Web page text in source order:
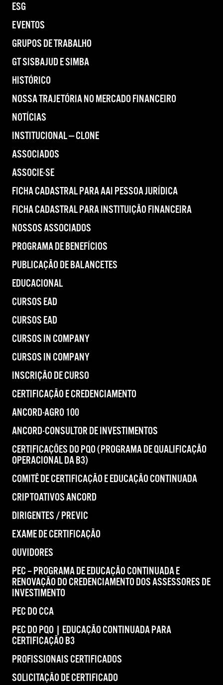
ESG
EVENTOS
GRUPOS DE TRABALHO
GT SISBAJUD E SIMBA
HISTÓRICO
NOSSA TRAJETÓRIA NO MERCADO FINANCEIRO
NOTÍCIAS
INSTITUCIONAL — CLONE
ASSOCIADOS
ASSOCIE-SE
FICHA CADASTRAL PARA AAI PESSOA JURÍDICA
FICHA CADASTRAL PARA INSTITUIÇÃO FINANCEIRA
NOSSOS ASSOCIADOS
PROGRAMA DE BENEFÍCIOS
PUBLICAÇÃO DE BALANCETES
EDUCACIONAL
CURSOS EAD
CURSOS EAD
CURSOS IN COMPANY
CURSOS IN COMPANY
INSCRIÇÃO DE CURSO
CERTIFICAÇÃO E CREDENCIAMENTO
ANCORD-AGRO 100
ANCORD-CONSULTOR DE INVESTIMENTOS
CERTIFICAÇÕES DO PQO (PROGRAMA DE QUALIFICAÇÃO
OPERACIONAL DA B3)
COMITÊ DE CERTIFICAÇÃO E EDUCAÇÃO CONTINUADA
CRIPTOATIVOS ANCORD
DIRIGENTES / PREVIC
EXAME DE CERTIFICAÇÃO
OUVIDORES
PEC – PROGRAMA DE EDUCAÇÃO CONTINUADA E
RENOVAÇÃO DO CREDENCIAMENTO DOS ASSESSORES DE
INVESTIMENTO
PEC DO CCA
PEC DO PQO | EDUCAÇÃO CONTINUADA PARA
CERTIFICAÇÃO B3
PROFISSIONAIS CERTIFICADOS
SOLICITAÇÃO DE CERTIFICADO